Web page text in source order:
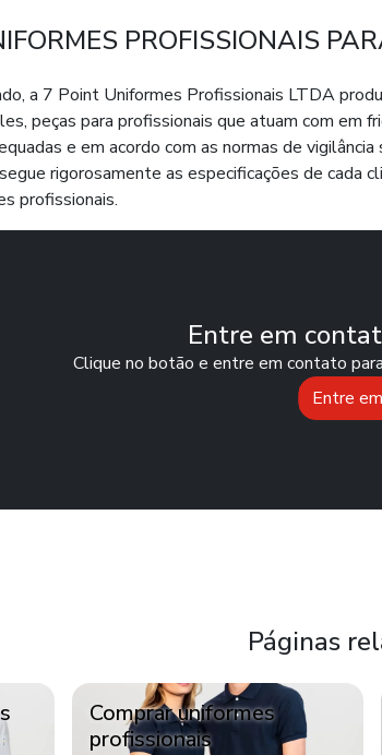
PROFISSIONAIS
a 7 Point Uniformes Profissionais LTDA
peças para profissionais que atuam com em
e em acordo com as normas de
rigorosamente as especificações de cada
profissionais.
Entre em
Clique no botão e entre em contato
Entre
Páginas
Comprar uniformes
profissionais